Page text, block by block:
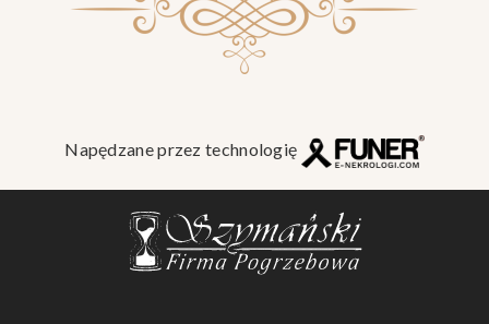
Napędzane przez technologię